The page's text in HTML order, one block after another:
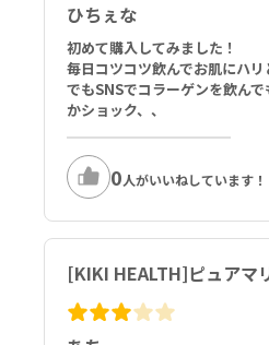
ひちぇな
初めて購入してみました！
毎日コツコツ飲んでお肌にハ
でもSNSでコラーゲンを飲ん
かショック、、
0人がいいねしています！
[KIKI HEALTH]ピュアマ